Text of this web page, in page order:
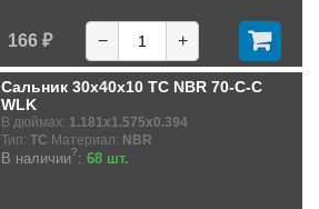
166 ₽ − +
Сальник 30x40x10 TC NBR 70-C-C
WLK
В дюймах: 1.181x1.575x0.394
Тип: TC Материал: NBR
В наличии?: 68 шт.